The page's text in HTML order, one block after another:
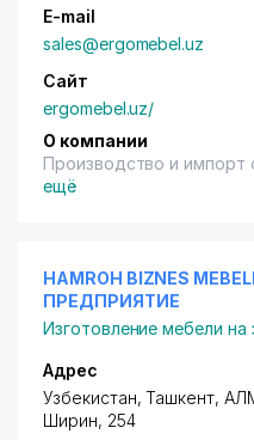
E-mail
sales@ergomebel.uz
Сайт
ergomebel.uz/
О компании
Производство и импорт
ещё
HAMROH BIZNES
ПРЕДПРИЯТИЕ
Изготовление мебели на
Адрес
Узбекистан, Ташкент,
Ширин, 254